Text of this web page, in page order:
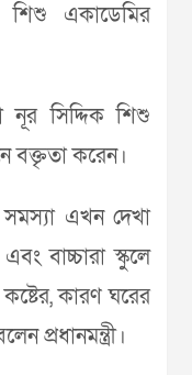
শিশু একাডেমির
নূর সিদ্দিক শিশু
বক্তৃতা করেন।
এখন দেখা
বাচ্চারা স্কুলে
কারণ ঘরের
প্রধানমন্ত্রী।